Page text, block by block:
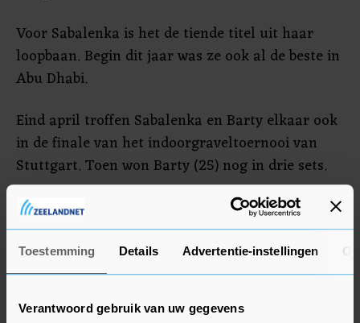
Toestemming Details Advertentie-instellingen
Verantwoord gebruik van uw gegevens
Voor Sabalenka is het de tiende titel uit haar
loopbaan. Begin dit jaar was ze ook al de beste in
Abu Dhabi.
Eind april troffen Sabalenka en Barty elkaar ook
in de finale van het indoorgraveltoernooi van
Stuttgart. Toen won Barty (25) nog in drie sets.
Sabalenka is de opvolger van Kiki Bertens, die het
toernooi van Madrid in 2019 wist te winnen. Vorig
jaar ging het toernooi niet door in verband met
het coronavirus.